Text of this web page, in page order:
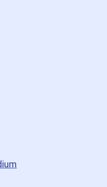
dopravní
dopravní